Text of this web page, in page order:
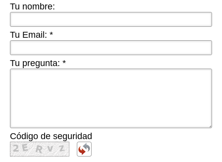
Tu nombre:
Tu Email: *
Tu pregunta: *
Código de seguridad